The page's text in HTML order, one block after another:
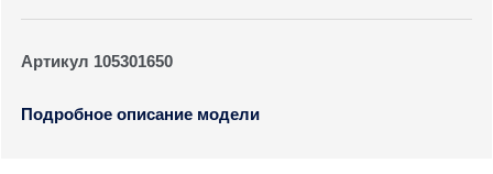
Артикул 105301650
Подробное описание модели